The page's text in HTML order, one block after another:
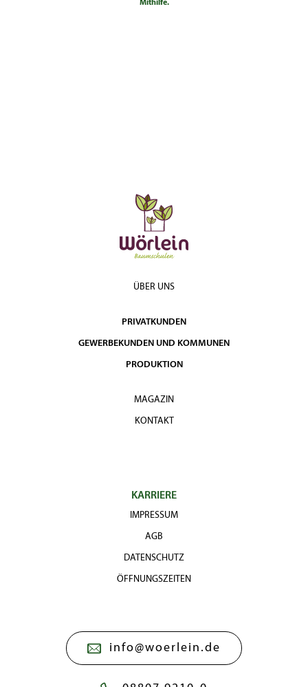
Mithilfe.
ÜBER UNS
PRIVATKUNDEN
GEWERBEKUNDEN UND KOMMUNEN
PRODUKTION
MAGAZIN
KONTAKT
KARRIERE
IMPRESSUM
AGB
DATENSCHUTZ
ÖFFNUNGSZEITEN
info@woerlein.de